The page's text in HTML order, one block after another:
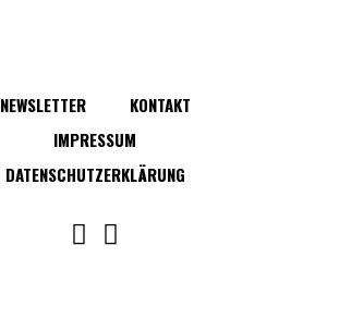
NEWSLETTER
KONTAKT
IMPRESSUM
DATENSCHUTZERKLÄRUNG